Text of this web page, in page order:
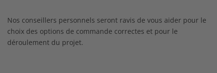
Nos conseillers personnels seront ravis de vous aider pour le
choix des options de commande correctes et pour le
déroulement du projet.